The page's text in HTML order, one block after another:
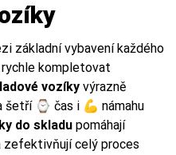
základní vybavení každého
kompletovat
vozíky výrazně
šetří ⌚ čas i 💪 námahu
do skladu pomáhají
zefektivňují celý proces